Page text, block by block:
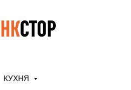
КУХНЯ